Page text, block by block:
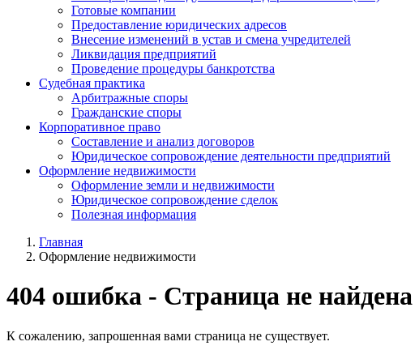
Готовые компании
Предоставление юридических адресов
Внесение изменений в устав и смена учредителей
Ликвидация предприятий
Проведение процедуры банкротства
Судебная практика
Арбитражные споры
Гражданские споры
Корпоративное право
Составление и анализ договоров
Юридическое сопровождение деятельности предприятий
Оформление недвижимости
Оформление земли и недвижимости
Юридическое сопровождение сделок
Полезная информация
Главная
Оформление недвижимости
404 ошибка - Страница не найдена
К сожалению, запрошенная вами страница не существует.